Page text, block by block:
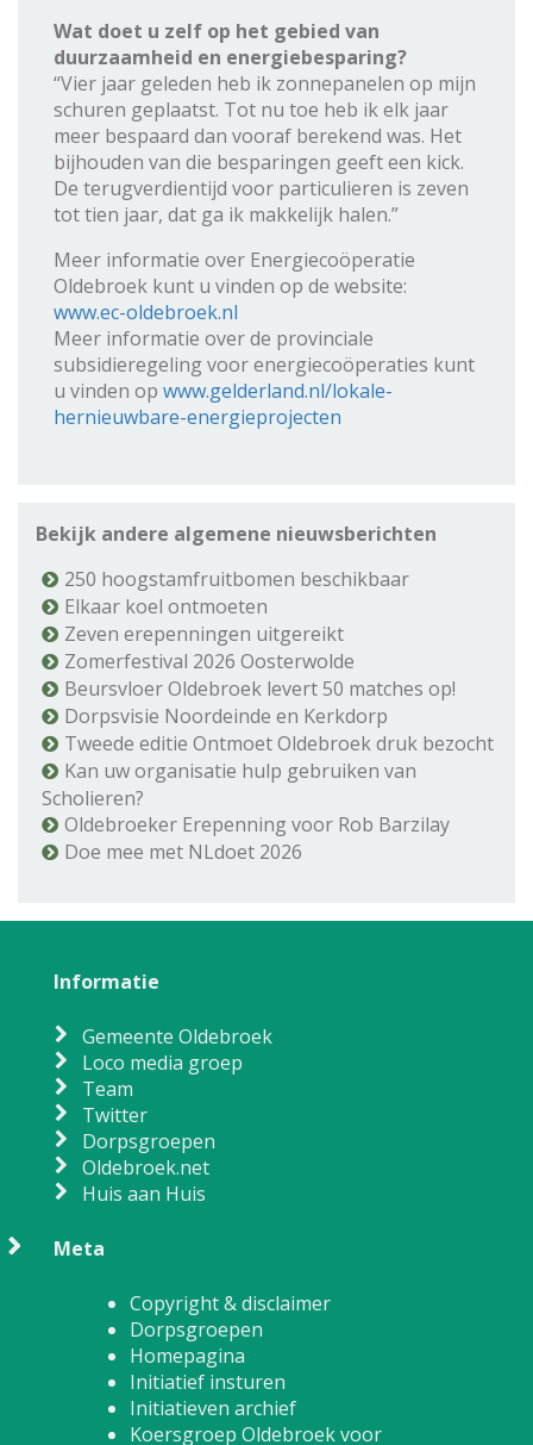
Wat doet u zelf op het gebied van
duurzaamheid en energiebesparing?
“Vier jaar geleden heb ik zonnepanelen op mijn
schuren geplaatst. Tot nu toe heb ik elk jaar
meer bespaard dan vooraf berekend was. Het
bijhouden van die besparingen geeft een kick.
De terugverdientijd voor particulieren is zeven
tot tien jaar, dat ga ik makkelijk halen.”
Meer informatie over Energiecoöperatie
Oldebroek kunt u vinden op de website:
www.ec-oldebroek.nl
Meer informatie over de provinciale
subsidieregeling voor energiecoöperaties kunt
u vinden op www.gelderland.nl/lokale-
hernieuwbare-energieprojecten
Bekijk andere algemene nieuwsberichten
250 hoogstamfruitbomen beschikbaar
Elkaar koel ontmoeten
Zeven erepenningen uitgereikt
Zomerfestival 2026 Oosterwolde
Beursvloer Oldebroek levert 50 matches op!
Dorpsvisie Noordeinde en Kerkdorp
Tweede editie Ontmoet Oldebroek druk bezocht
Kan uw organisatie hulp gebruiken van
Scholieren?
Oldebroeker Erepenning voor Rob Barzilay
Doe mee met NLdoet 2026
Informatie
Gemeente Oldebroek
Loco media groep
Team
Twitter
Dorpsgroepen
Oldebroek.net
Huis aan Huis
Meta
Copyright & disclaimer
Dorpsgroepen
Homepagina
Initiatief insturen
Initiatieven archief
Koersgroep Oldebroek voor